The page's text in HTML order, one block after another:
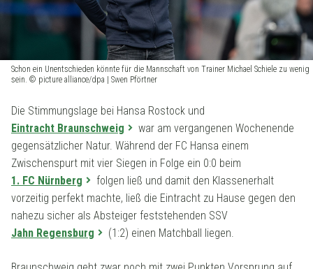
Schon ein Unentschieden könnte für die Mannschaft von Trainer Michael Schiele zu wenig
sein. © picture alliance/dpa | Swen Pförtner
Die Stimmungslage bei Hansa Rostock und
Eintracht Braunschweig
war am vergangenen Wochenende
gegensätzlicher Natur. Während der FC Hansa einem
Zwischenspurt mit vier Siegen in Folge ein 0:0 beim
1. FC Nürnberg
folgen ließ und damit den Klassenerhalt
vorzeitig perfekt machte, ließ die Eintracht zu Hause gegen den
nahezu sicher als Absteiger feststehenden SSV
Jahn Regensburg
(1:2) einen Matchball liegen.